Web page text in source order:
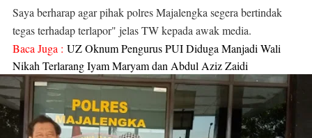
Saya berharap agar pihak polres Majalengka segera bertindak
tegas terhadap terlapor" jelas TW kepada awak media.
Baca Juga : UZ Oknum Pengurus PUI Diduga Manjadi Wali
Nikah Terlarang Iyam Maryam dan Abdul Aziz Zaidi